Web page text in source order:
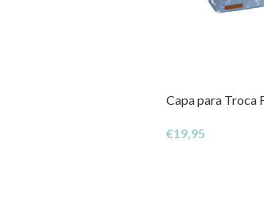
Capa para Troca
€19,95